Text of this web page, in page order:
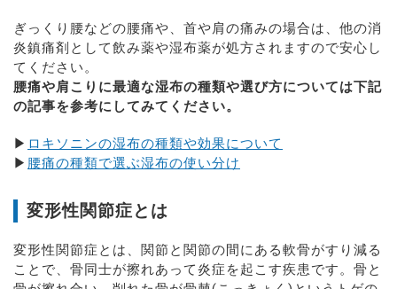
ぎっくり腰などの腰痛や、首や肩の痛みの場合は、他の消
炎鎮痛剤として飲み薬や湿布薬が処方されますので安心し
てください。
腰痛や肩こりに最適な湿布の種類や選び方については下記
の記事を参考にしてみてください。
▶ ロキソニンの湿布の種類や効果について
▶ 腰痛の種類で選ぶ湿布の使い分け
変形性関節症とは
変形性関節症とは、関節と関節の間にある軟骨がすり減る
ことで、骨同士が擦れあって炎症を起こす疾患です。骨と